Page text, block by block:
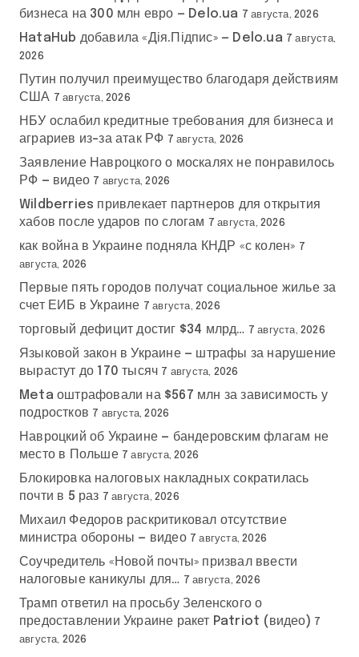
бизнеса на 300 млн евро — Delo.ua 7 августа, 2026
HataHub добавила «Дія.Підпис» — Delo.ua 7 августа,
2026
Путин получил преимущество благодаря действиям
США 7 августа, 2026
НБУ ослабил кредитные требования для бизнеса и
аграриев из-за атак РФ 7 августа, 2026
Заявление Навроцкого о москалях не понравилось
РФ — видео 7 августа, 2026
Wildberries привлекает партнеров для открытия
хабов после ударов по слогам 7 августа, 2026
как война в Украине подняла КНДР «с колен» 7
августа, 2026
Первые пять городов получат социальное жилье за
счет ЕИБ в Украине 7 августа, 2026
торговый дефицит достиг $34 млрд… 7 августа, 2026
Языковой закон в Украине — штрафы за нарушение
вырастут до 170 тысяч 7 августа, 2026
Meta оштрафовали на $567 млн за зависимость у
подростков 7 августа, 2026
Навроцкий об Украине — бандеровским флагам не
место в Польше 7 августа, 2026
Блокировка налоговых накладных сократилась
почти в 5 раз 7 августа, 2026
Михаил Федоров раскритиковал отсутствие
министра обороны — видео 7 августа, 2026
Соучредитель «Новой почты» призвал ввести
налоговые каникулы для… 7 августа, 2026
Трамп ответил на просьбу Зеленского о
предоставлении Украине ракет Patriot (видео) 7
августа, 2026